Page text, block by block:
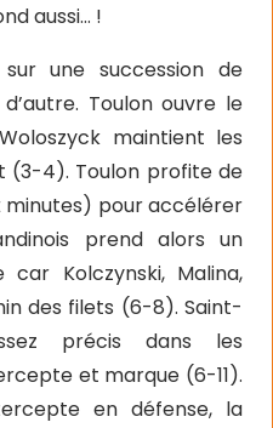
aussi… !
une succession de
Toulon ouvre le
maintient les
(3-4). Toulon profite de
minutes) pour accélérer
prend alors un
Kolczynski, Malina,
des filets (6-8). Saint-
précis dans les
et marque (6-11).
en défense, la